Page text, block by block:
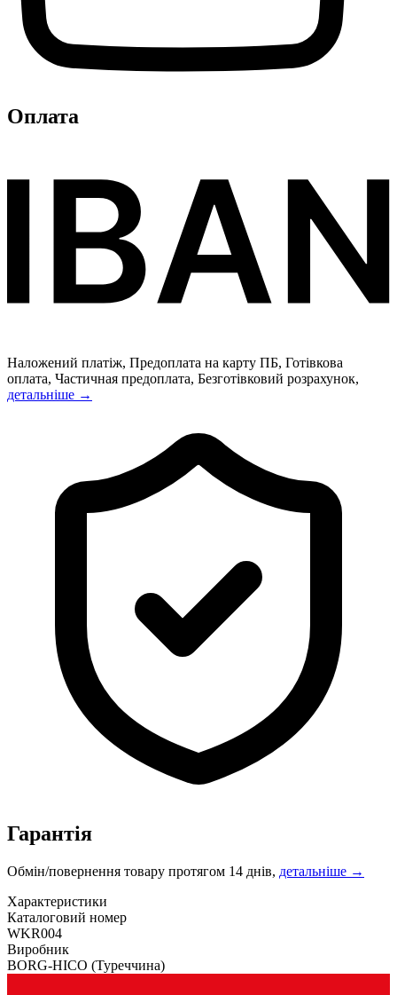
Оплата
Наложений платіж, Предоплата на карту ПБ, Готівкова
оплата, Частичная предоплата, Безготівковий розрахунок,
детальніше →
Гарантія
Обмін/повернення товару протягом 14 днів, детальніше →
Характеристики
Каталоговий номер
WKR004
Виробник
BORG-HICO (Туреччина)